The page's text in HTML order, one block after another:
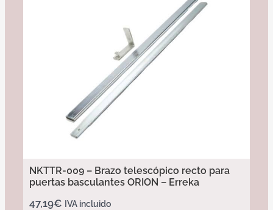
NKTTR-009 – Brazo telescópico recto para
puertas basculantes ORION – Erreka
47,19€ IVA incluido